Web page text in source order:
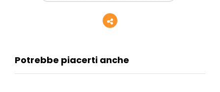
Potrebbe piacerti anche